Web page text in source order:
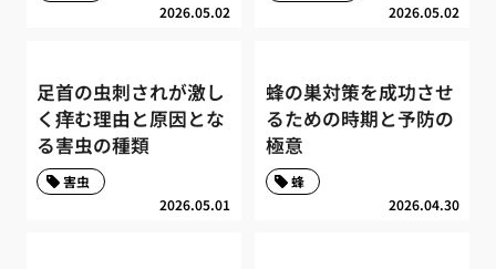
2026.05.02 2026.05.02
足首の虫刺されが激し
く痒む理由と原因とな
る害虫の種類
2026.05.01
害虫
蜂の巣対策を成功させ
るための時期と予防の
極意
2026.04.30
蜂